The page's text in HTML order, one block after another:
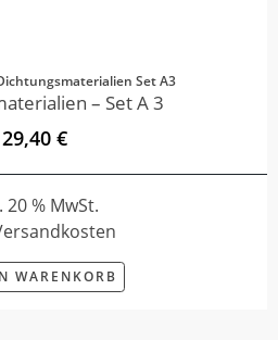
Set A3
– Set A 3
29,40 €
20 % MwSt.
WARENKORB